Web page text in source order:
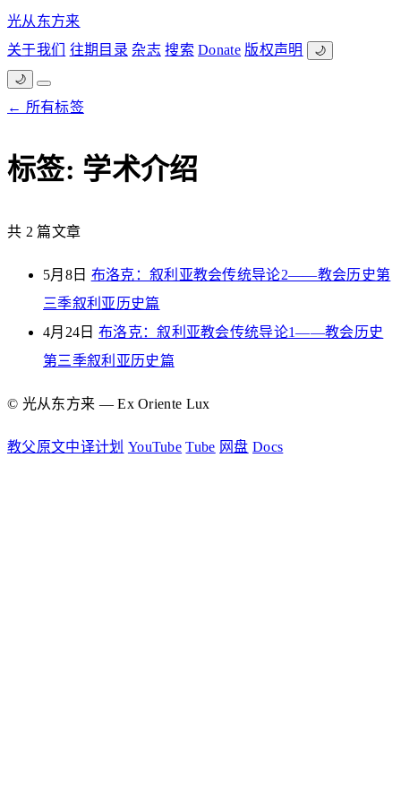
光从东方来
关于我们
往期目录 杂志 搜索 Donate 版权声明 🌙
🌙
← 所有标签
标签: 学术介绍
共 2 篇文章
5月8日 布洛克：叙利亚教会传统导论2——教会历史第
三季叙利亚历史篇
4月24日 布洛克：叙利亚教会传统导论1——教会历史
第三季叙利亚历史篇
© 光从东方来 — Ex Oriente Lux
教父原文中译计划 YouTube Tube 网盘 Docs